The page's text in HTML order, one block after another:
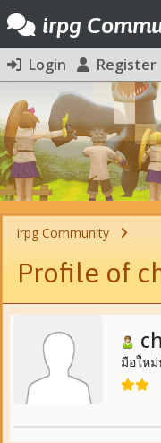
irpg
Login Register
irpg Community
Profile of
มือให